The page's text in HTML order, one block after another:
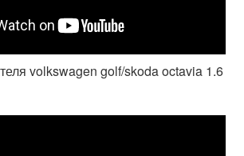
volkswagen golf/skoda octavia 1.6